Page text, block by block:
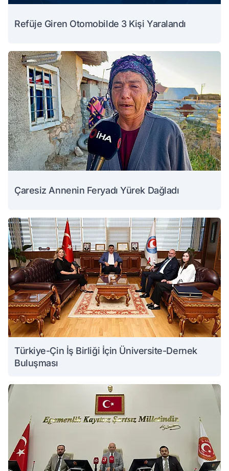
Refüje Giren Otomobilde 3 Kişi Yaralandı
Çaresiz Annenin Feryadı Yürek Dağladı
Türkiye-Çin İş Birliği İçin Üniversite-Dernek
Buluşması